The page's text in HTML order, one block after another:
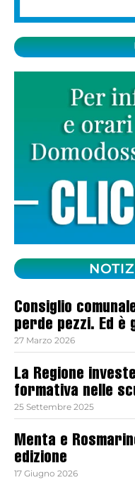
Consiglio
perde pezzi. Ed è
27 Marzo 2026
La Regione
formativa nelle
25 Settembre 2025
Menta e
edizione
17 Giugno 2026